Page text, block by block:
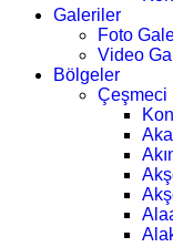
Galeriler
Foto
Video
Bölgeler
Çeşmeci